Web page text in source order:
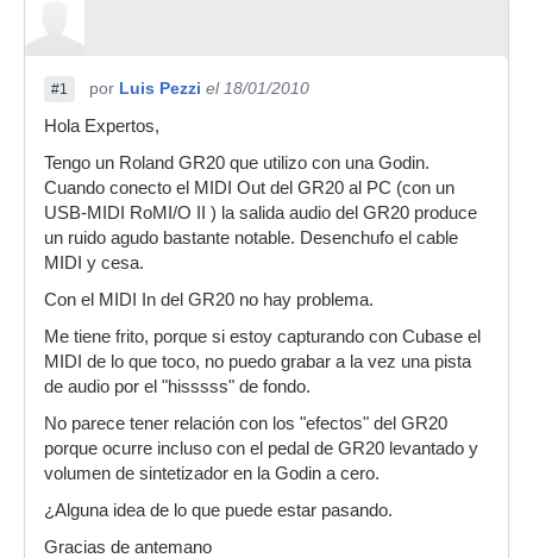
#1 por Luis Pezzi el 18/01/2010
Hola Expertos,
Tengo un Roland GR20 que utilizo con una Godin.
Cuando conecto el MIDI Out del GR20 al PC (con un
USB-MIDI RoMI/O II ) la salida audio del GR20 produce
un ruido agudo bastante notable. Desenchufo el cable
MIDI y cesa.
Con el MIDI In del GR20 no hay problema.
Me tiene frito, porque si estoy capturando con Cubase el
MIDI de lo que toco, no puedo grabar a la vez una pista
de audio por el "hisssss" de fondo.
No parece tener relación con los "efectos" del GR20
porque ocurre incluso con el pedal de GR20 levantado y
volumen de sintetizador en la Godin a cero.
¿Alguna idea de lo que puede estar pasando.
Gracias de antemano